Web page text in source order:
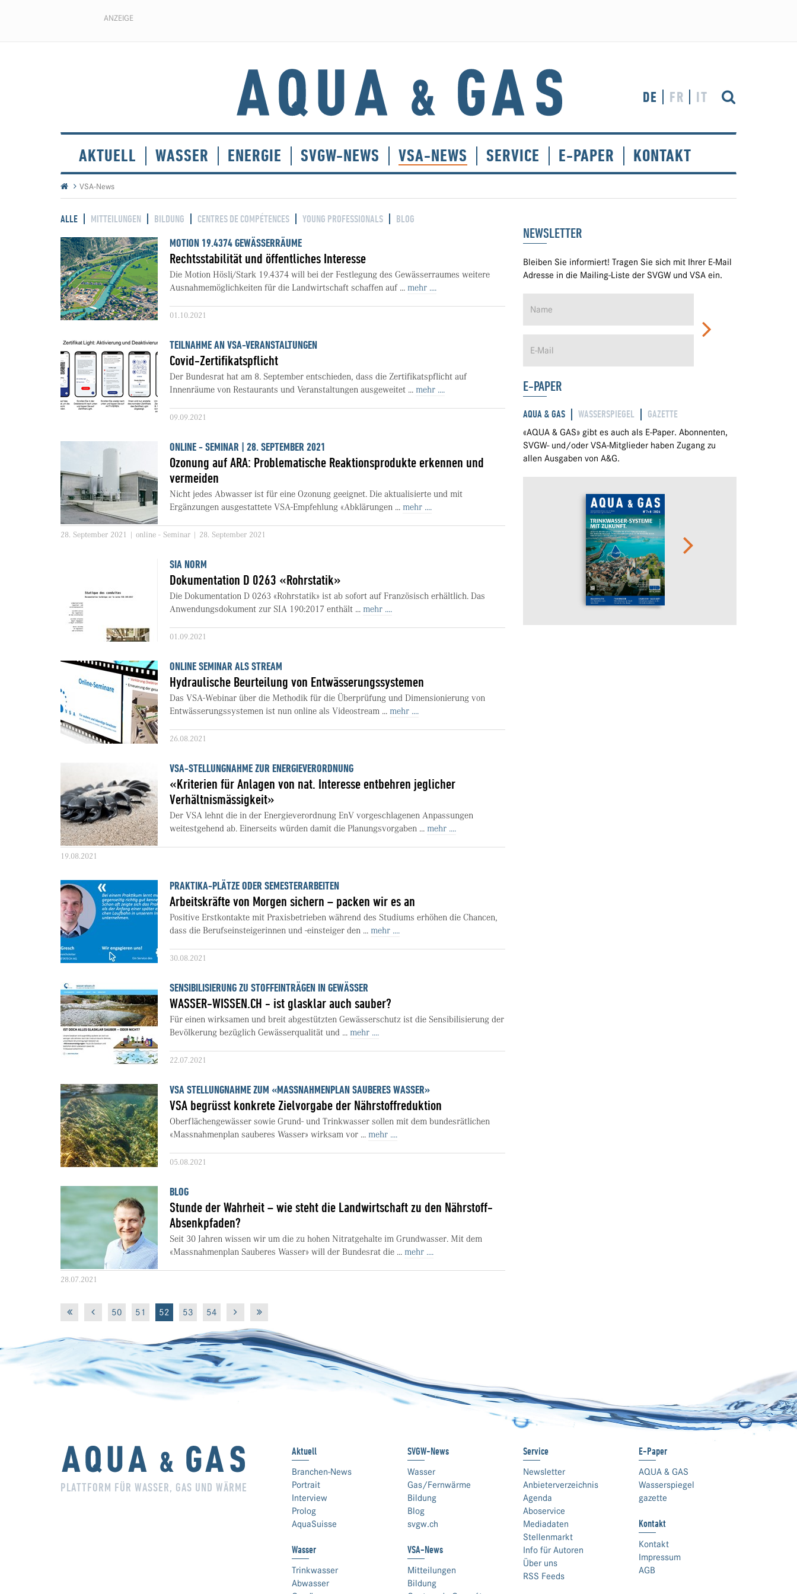
ANZEIGE
DE FR IT
AKTUELL WASSER ENERGIE SVGW-NEWS VSA-NEWS SERVICE E-PAPER KONTAKT
VSA-News
ALLE MITTEILUNGEN BILDUNG CENTRES DE COMPÉTENCES YOUNG PROFESSIONALS BLOG
MOTION 19.4374 GEWÄSSERRÄUME
Rechtsstabilität und öffentliches Interesse
Die Motion Hösli/Stark 19.4374 will bei der Festlegung des Gewässerraumes weitere
Ausnahmemöglichkeiten für die Landwirtschaft schaffen auf ... mehr ....
01.10.2021
TEILNAHME AN VSA-VERANSTALTUNGEN
Covid-Zertifikatspflicht
Der Bundesrat hat am 8. September entschieden, dass die Zertifikatspflicht auf
Innenräume von Restaurants und Veranstaltungen ausgeweitet ... mehr ....
09.09.2021
ONLINE - SEMINAR | 28. SEPTEMBER 2021
Ozonung auf ARA: Problematische Reaktionsprodukte erkennen und
vermeiden
Nicht jedes Abwasser ist für eine Ozonung geeignet. Die aktualisierte und mit
Ergänzungen ausgestattete VSA-Empfehlung «Abklärungen ... mehr ....
28. September 2021 | online - Seminar | 28. September 2021
SIA NORM
Dokumentation D 0263 «Rohrstatik»
Die Dokumentation D 0263 «Rohrstatik» ist ab sofort auf Französisch erhältlich. Das
Anwendungsdokument zur SIA 190:2017 enthält ... mehr ....
01.09.2021
ONLINE SEMINAR ALS STREAM
Hydraulische Beurteilung von Entwässerungssystemen
Das VSA-Webinar über die Methodik für die Überprüfung und Dimensionierung von
Entwässerungssystemen ist nun online als Videostream ... mehr ....
26.08.2021
VSA-STELLUNGNAHME ZUR ENERGIEVERORDNUNG
«Kriterien für Anlagen von nat. Interesse entbehren jeglicher
Verhältnismässigkeit»
Der VSA lehnt die in der Energieverordnung EnV vorgeschlagenen Anpassungen
weitestgehend ab. Einerseits würden damit die Planungsvorgaben ... mehr ....
19.08.2021
PRAKTIKA-PLÄTZE ODER SEMESTERARBEITEN
Arbeitskräfte von Morgen sichern – packen wir es an
Positive Erstkontakte mit Praxisbetrieben während des Studiums erhöhen die Chancen,
dass die Berufseinsteigerinnen und -einsteiger den ... mehr ....
30.08.2021
SENSIBILISIERUNG ZU STOFFEINTRÄGEN IN GEWÄSSER
WASSER-WISSEN.CH - ist glasklar auch sauber?
Für einen wirksamen und breit abgestützten Gewässerschutz ist die Sensibilisierung der
Bevölkerung bezüglich Gewässerqualität und ... mehr ....
22.07.2021
VSA STELLUNGNAHME ZUM «MASSNAHMENPLAN SAUBERES WASSER»
VSA begrüsst konkrete Zielvorgabe der Nährstoffreduktion
Oberflächengewässer sowie Grund- und Trinkwasser sollen mit dem bundesrätlichen
«Massnahmenplan sauberes Wasser» wirksam vor ... mehr ....
05.08.2021
BLOG
Stunde der Wahrheit – wie steht die Landwirtschaft zu den Nährstoff-
Absenkpfaden?
Seit 30 Jahren wissen wir um die zu hohen Nitratgehalte im Grundwasser. Mit dem
«Massnahmenplan Sauberes Wasser» will der Bundesrat die ... mehr ....
28.07.2021
50 51 52 53 54
NEWSLETTER
Bleiben Sie informiert! Tragen Sie sich mit Ihrer E-Mail
Adresse in die Mailing-Liste der SVGW und VSA ein.
E-PAPER
AQUA & GAS WASSERSPIEGEL GAZETTE
«AQUA & GAS» gibt es auch als E-Paper. Abonnenten,
SVGW- und/oder VSA-Mitglieder haben Zugang zu
allen Ausgaben von A&G.
PLATTFORM FÜR WASSER, GAS UND WÄRME
Aktuell
Branchen-News
Portrait
Interview
Prolog
AquaSuisse
Wasser
Trinkwasser
Abwasser
SVGW-News
Wasser
Gas/Fernwärme
Bildung
Blog
svgw.ch
VSA-News
Mitteilungen
Bildung
Service
Newsletter
Anbieterverzeichnis
Agenda
Aboservice
Mediadaten
Stellenmarkt
Info für Autoren
Über uns
RSS Feeds
E-Paper
AQUA & GAS
Wasserspiegel
gazette
Kontakt
Kontakt
Impressum
AGB